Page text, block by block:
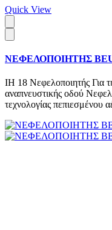
Quick View
ΝΕΦΕΛΟΠΟΙΗΤΗΣ
IH 18 Νεφελοποιητής Για
αναπνευστικής οδού
τεχνολογίας πεπιεσμένου